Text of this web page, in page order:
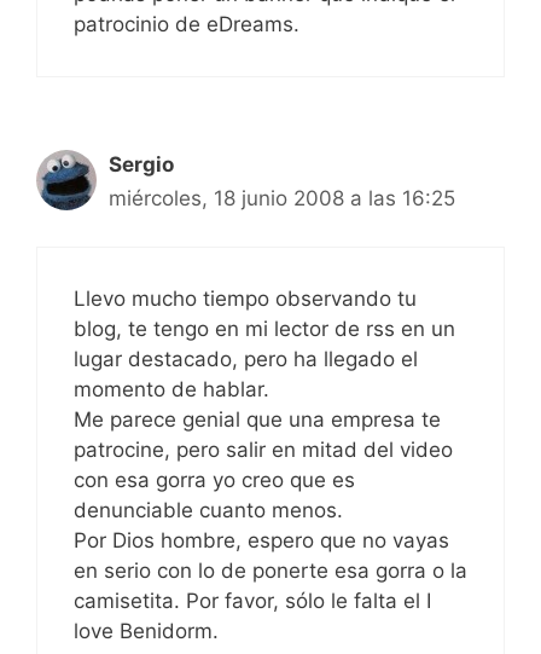
patrocinio de eDreams.
Sergio
miércoles, 18 junio 2008 a las 16:25
Llevo mucho tiempo observando tu
blog, te tengo en mi lector de rss en un
lugar destacado, pero ha llegado el
momento de hablar.
Me parece genial que una empresa te
patrocine, pero salir en mitad del video
con esa gorra yo creo que es
denunciable cuanto menos.
Por Dios hombre, espero que no vayas
en serio con lo de ponerte esa gorra o la
camisetita. Por favor, sólo le falta el I
love Benidorm.